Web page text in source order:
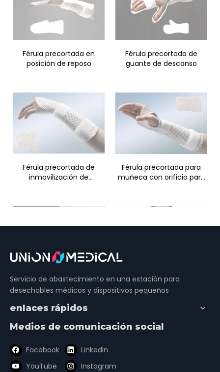
Férula precortada en
posición de reposo
Férula precortada de
guante de descanso
Férula precortada de
inmovilización de
Férula precortada para
muñeca con orificio para
Férula precortada para
codo
Férula precortada para
codo y muñeca
Servicio de abastecimiento en una estación para
desechables médicos y dispositivos pequeños
enlaces rápidos
Medios de comunicación social
Facebook
LinkedIn
YouTube
Instagram